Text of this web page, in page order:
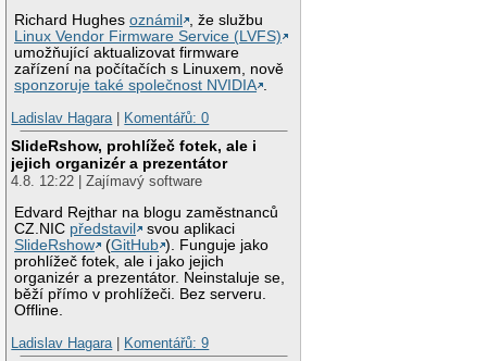
Richard Hughesoznámil
, že službu
Linux Vendor Firmware Service (LVFS)
umožňující aktualizovat firmware
zařízení na počítačích s Linuxem, nově
sponzoruje také společnost NVIDIA .
Ladislav Hagara | Komentářů: 0
SlideRshow, prohlížeč fotek, ale i
jejich organizér a prezentátor
4.8. 12:22 | Zajímavý software
Edvard Rejthar na blogu zaměstnanců
CZ.NIC představil
svou aplikaci
SlideRshow
(GitHub ). Funguje jako
prohlížeč fotek, ale i jako jejich
organizér a prezentátor. Neinstaluje se,
běží přímo v prohlížeči. Bez serveru.
Offline.
Ladislav Hagara | Komentářů: 9